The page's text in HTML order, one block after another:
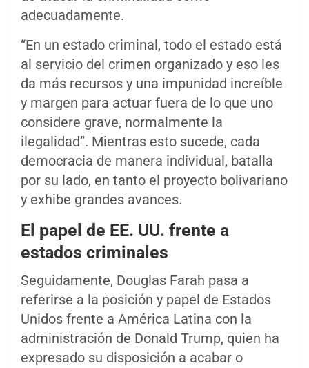
adecuadamente.
“En un estado criminal, todo el estado está
al servicio del crimen organizado y eso les
da más recursos y una impunidad increíble
y margen para actuar fuera de lo que uno
considere grave, normalmente la
ilegalidad”. Mientras esto sucede, cada
democracia de manera individual, batalla
por su lado, en tanto el proyecto bolivariano
y exhibe grandes avances.
El papel de EE. UU. frente a
estados criminales
Seguidamente, Douglas Farah pasa a
referirse a la posición y papel de Estados
Unidos frente a América Latina con la
administración de Donald Trump, quien ha
expresado su disposición a acabar o